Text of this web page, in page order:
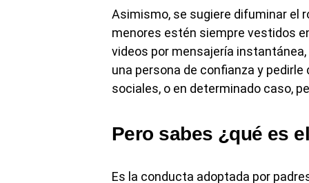
Asimismo, se sugiere difuminar el
menores estén siempre vestidos
videos por mensajería
una persona de confianza y
sociales, o en determinado caso,
Pero sabes ¿qué es
Es la conducta adoptada por